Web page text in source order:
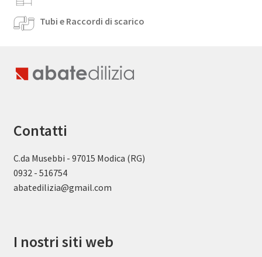
Tubi e Raccordi di scarico
Contatti
C.da Musebbi - 97015 Modica (RG)
0932 - 516754
abatedilizia@gmail.com
I nostri siti web